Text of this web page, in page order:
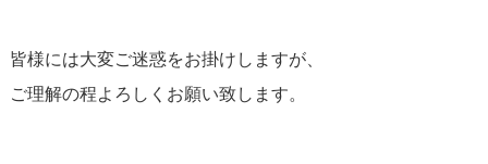
皆様には大変ご迷惑をお掛けしますが、
ご理解の程よろしくお願い致します。